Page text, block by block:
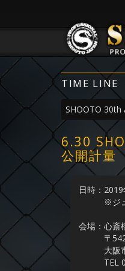
TIME LINE
SHOOTO 30th
6.30
公開計量
日時：
※ジュニ
会場：心斎
〒542-
大阪市
TEL 06-